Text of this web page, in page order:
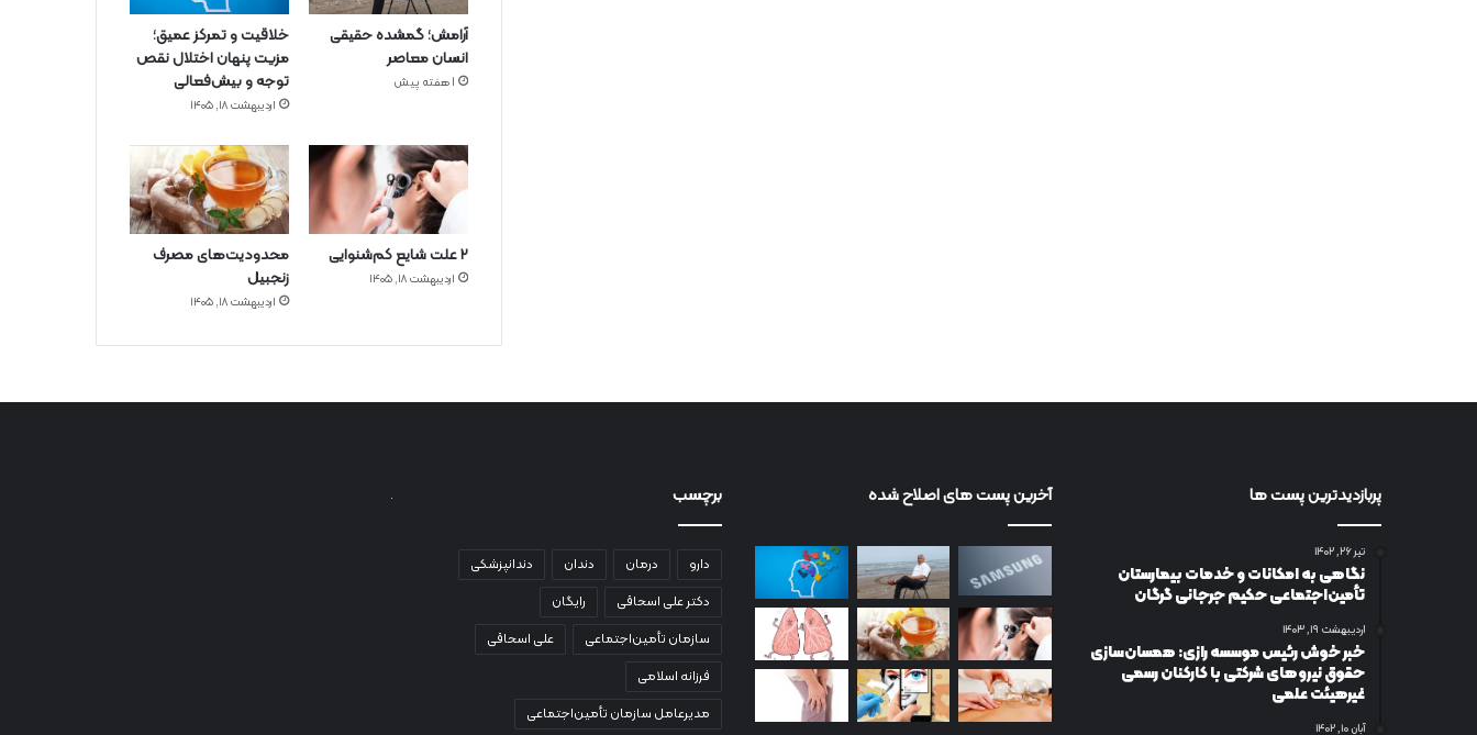
آرامش؛ گمشده حقیقی
انسان معاصر
1 هفته پیش
خلاقیت و تمرکز عمیق؛
مزیت پنهان اختلال نقص
توجه و بیش‌فعالی
اردیبهشت ۱۸, ۱۴۰۵
۲ علت شایع‌ کم‌شنوایی
اردیبهشت ۱۸, ۱۴۰۵
محدودیت‌های مصرف
زنجبیل
اردیبهشت ۱۸, ۱۴۰۵
پربازدیدترین پست ها
تیر ۲۶, ۱۴۰۲
نگاهی به امکانات و خدمات بیمارستان
تأمین‌اجتماعی حکیم جرجانی گرگان
اردیبهشت ۱۹, ۱۴۰۳
خبر خوش رئیس موسسه رازی: همسان‌سازی
حقوق نیروهای شرکتی با کارکنان رسمی
غیرهیئت علمی
آبان ۱۰, ۱۴۰۲
آخرین پست های اصلاح شده برچسب
دارو درمان دندان
دندانپزشکی
دکتر علی اسحاقی
رایگان
سازمان تأمین‌اجتماعی
علی اسحاقی
فرزانه اسلامی
مدیرعامل سازمان تأمین‌اجتماعی